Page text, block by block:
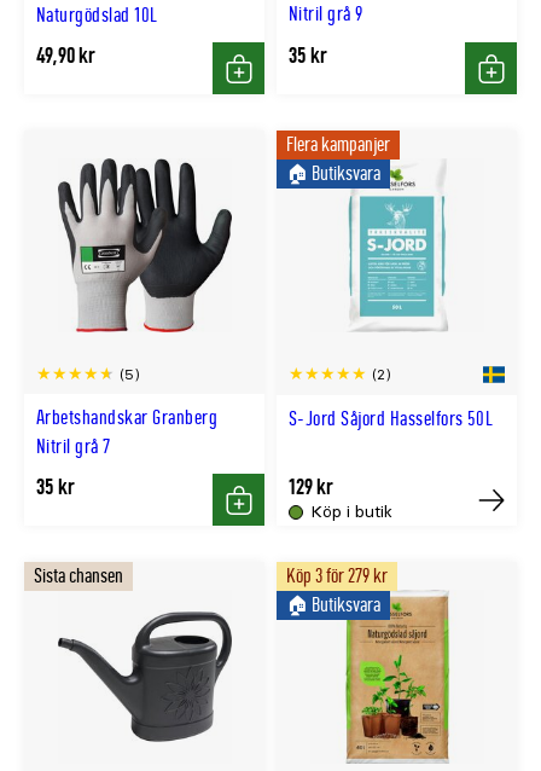
Naturgödslad 10L
49,90 kr
Köp
Nitril grå 9
35 kr
Köp
Arbetshandskar Granberg
Nitril grå 7
(5)
35 kr
Köp
S-Jord Såjord Hasselfors 50L
(2)
Flera kampanjer
🏠︎ Butiksvara
Köp i butik
129 kr
Köp
Sista chansen
Köp 3 för 279 kr
🏠︎ Butiksvara